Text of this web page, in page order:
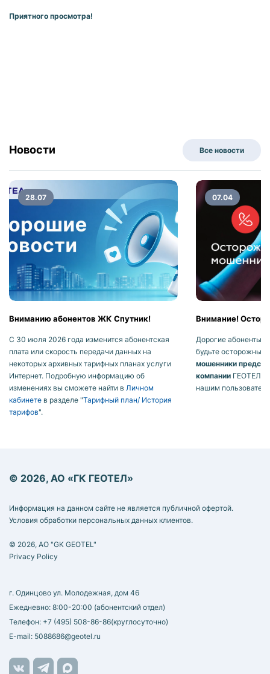
Приятного просмотра!
Новости Все новости
28.07
Вниманию абонентов ЖК Спутник!
С 30 июля 2026 года изменится абонентская
плата или скорость передачи данных на
некоторых архивных тарифных планах услуги
Интернет. Подробную информацию об
изменениях вы сможете найти в Личном
кабинете в разделе "Тарифный план/ История
тарифов".
07.04
Внимание!
Дорогие абоненты,
будьте осторожны!
мошенники
компании ГЕОТЕЛ
нашим
© 2026, АО «ГК ГЕОТЕЛ»
Информация на данном сайте не является публичной офертой.
Условия обработки персональных данных клиентов.
© 2026, AO "GK GEOTEL"
Privacy Policy
г. Одинцово ул. Молодежная, дом 46
Ежедневно: 8:00-20:00 (абонентский отдел)
Телефон: +7 (495) 508-86-86(круглосуточно)
E-mail: 5088686@geotel.ru